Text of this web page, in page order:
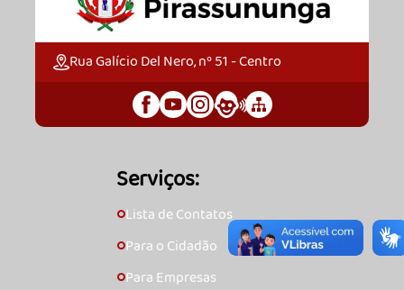
Rua Galício Del Nero, nº 51 - Centro
Serviços:
🞇Lista de Contatos
🞇Para o Cidadão
🞇Para Empresas